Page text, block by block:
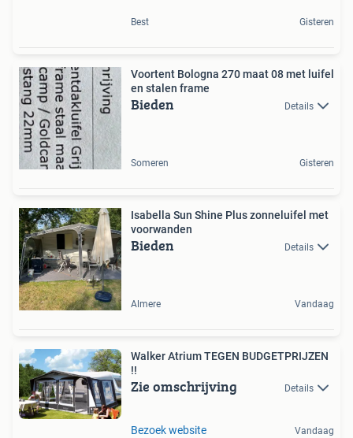
Best Gisteren
Voortent Bologna 270 maat 08 met luifel
en stalen frame
Bieden Details
Someren Gisteren
Isabella Sun Shine Plus zonneluifel met
voorwanden
Bieden Details
Almere Vandaag
Walker Atrium TEGEN BUDGETPRIJZEN
!!
Zie omschrijving Details
Bezoek website Vandaag